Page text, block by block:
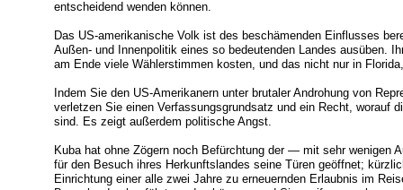
entscheidend wenden können.
Das US-amerikanische Volk ist des beschämenden Einflusses
Außen- und Innenpolitik eines so bedeutenden Landes ausüben.
am Ende viele Wählerstimmen kosten, und das nicht nur in
Indem Sie den US-Amerikanern unter brutaler Androhung von
verletzen Sie einen Verfassungsgrundsatz und ein Recht, worauf
sind. Es zeigt außerdem politische Angst.
Kuba hat ohne Zögern noch Befürchtung der — mit sehr wenigen
für den Besuch ihres Herkunftslandes seine Türen geöffnet;
Einrichtung einer alle zwei Jahre zu erneuernden Erlaubnis im